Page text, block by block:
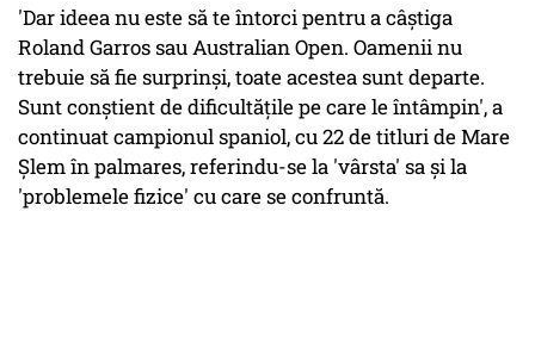
'Dar ideea nu este să te întorci pentru a câştiga
Roland Garros sau Australian Open. Oamenii nu
trebuie să fie surprinşi, toate acestea sunt departe.
Sunt conştient de dificultăţile pe care le întâmpin', a
continuat campionul spaniol, cu 22 de titluri de Mare
Şlem în palmares, referindu-se la 'vârsta' sa şi la
'problemele fizice' cu care se confruntă.